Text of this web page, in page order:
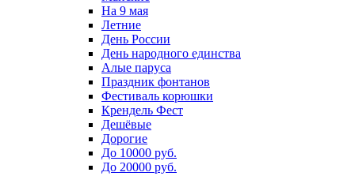
На 9 мая
Летние
День России
День народного единства
Алые паруса
Праздник фонтанов
Фестиваль корюшки
Крендель Фест
Дешёвые
Дорогие
До 10000 руб.
До 20000 руб.